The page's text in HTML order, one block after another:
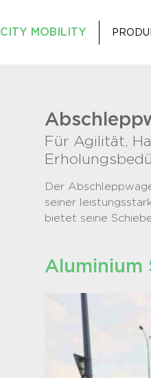
CITY MOBILITY
Für Agilität,
Der
seiner
bietet seine
Aluminium